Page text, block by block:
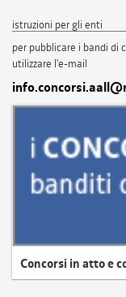
istruzioni per gli enti
per pubblicare i bandi di
utilizzare l'e-mail
Concorsi in atto e